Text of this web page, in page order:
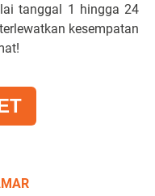
tanggal 1 hingga 24
kesempatan